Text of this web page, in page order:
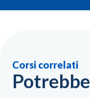
Corsi correlati
Potrebbe